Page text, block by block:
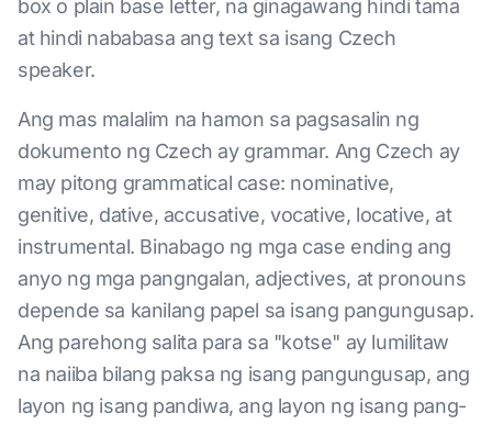
box o plain base letter, na ginagawang hindi tama
at hindi nababasa ang text sa isang Czech
speaker.
Ang mas malalim na hamon sa pagsasalin ng
dokumento ng Czech ay grammar. Ang Czech ay
may pitong grammatical case: nominative,
genitive, dative, accusative, vocative, locative, at
instrumental. Binabago ng mga case ending ang
anyo ng mga pangngalan, adjectives, at pronouns
depende sa kanilang papel sa isang pangungusap.
Ang parehong salita para sa "kotse" ay lumilitaw
na naiiba bilang paksa ng isang pangungusap, ang
layon ng isang pandiwa, ang layon ng isang pang-